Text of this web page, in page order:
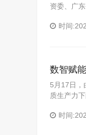
资委、广
时间
数智赋
5月17日，
质生产力
时间